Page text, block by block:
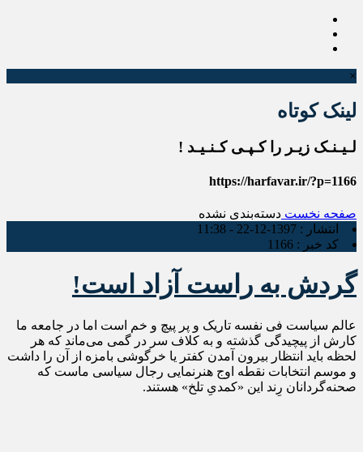
×
لینک کوتاه
لـیـنـک زیـر را کـپـی کـنـیـد !
https://harfavar.ir/?p=1166
صفحه نخست دسته‌بندی نشده
انتشار : 1397-12-22 - 11:38
کد خبر : 1166
گردش به راست آزاد است!
عالم سیاست فی نفسه تاریک و پر پیچ و خم است اما در جامعه ما
کارش از پیچیدگی گذشته و به کلاف سر در گمی می‌ماند که هر
لحظه باید انتظار بیرون آمدن کفتر یا خرگوشی بامزه از آن را داشت
و موسم انتخابات نقطه اوج هنرنمایی رجال سیاسی ماست که
صحنه‌گردانان رِند این «کمدیِ تلخ» هستند.